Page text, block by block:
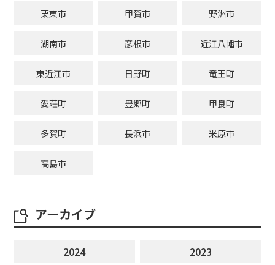
栗東市 甲賀市 野洲市
湖南市 彦根市 近江八幡市
東近江市 日野町 竜王町
愛荘町 豊郷町 甲良町
多賀町 長浜市 米原市
高島市
アーカイブ
2024
2023